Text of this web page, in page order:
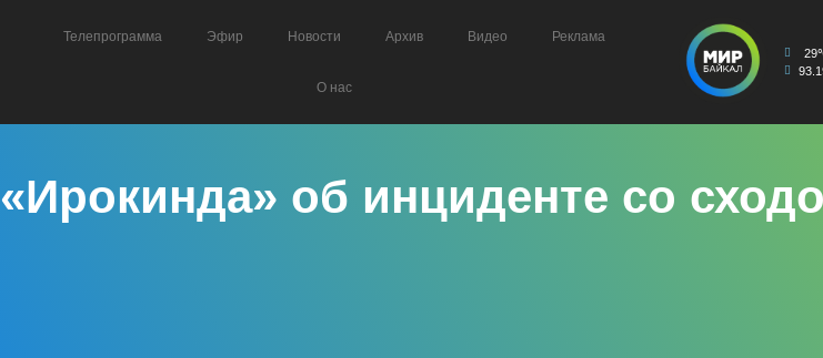
Телепрограмма Эфир Новости Архив Видео Реклама
О нас
«Ирокинда» об инциденте со